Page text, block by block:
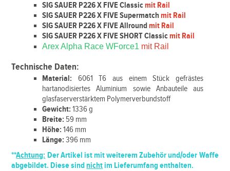
SIG SAUER P226 X FIVE Classicmit Rail
SIG SAUER P226 X FIVE Supermatchmit Rail
SIG SAUER P226 X FIVE Allroundmit Rail
SIG SAUER P226 X FIVE SHORT Classicmit Rail
Arex Alpha Race WForce1 mit Rail
Technische Daten:
Material: 6061 T6 aus einem Stück gefrästes
hartanodisiertes Aluminium sowie Anbauteile aus
glasfaserverstärktem Polymerverbundstoff
Gewicht:1336 g
Breite: 59 mm
Höhe: 146 mm
Länge: 396 mm
**Achtung: Der Artikel ist mit weiterem Zubehör und/oder Waffe
abgebildet. Diese sindnichtim Lieferumfang enthalten.